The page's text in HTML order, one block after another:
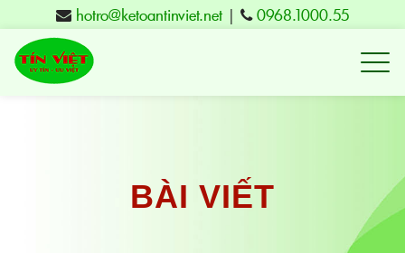
hotro@ketoantinviet.net| 0968.1000.55
Kế
Phú
Yên
BÀI VIẾT